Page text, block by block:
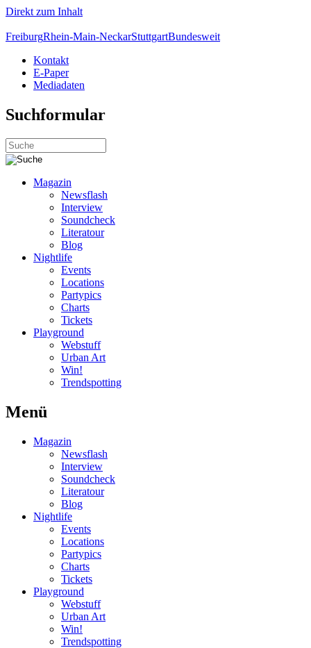
Direkt zum Inhalt
FreiburgRhein-Main-NeckarStuttgartBundesweit
Kontakt
E-Paper
Mediadaten
Suchformular
Magazin
Newsflash
Interview
Soundcheck
Literatour
Blog
Nightlife
Events
Locations
Partypics
Charts
Tickets
Playground
Webstuff
Urban Art
Win!
Trendspotting
Menü
Magazin
Newsflash
Interview
Soundcheck
Literatour
Blog
Nightlife
Events
Locations
Partypics
Charts
Tickets
Playground
Webstuff
Urban Art
Win!
Trendspotting